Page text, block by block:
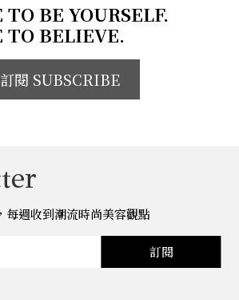
TO BE YOURSELF.
TO BELIEVE.
訂閱 SUBSCRIBE
每週收到潮流時尚美容觀點
訂閱